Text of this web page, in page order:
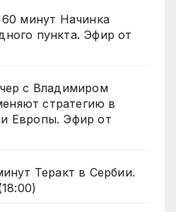
60 минут Начинка
пункта. Эфир от
с Владимиром
стратегию в
Европы. Эфир от
Теракт в Сербии.